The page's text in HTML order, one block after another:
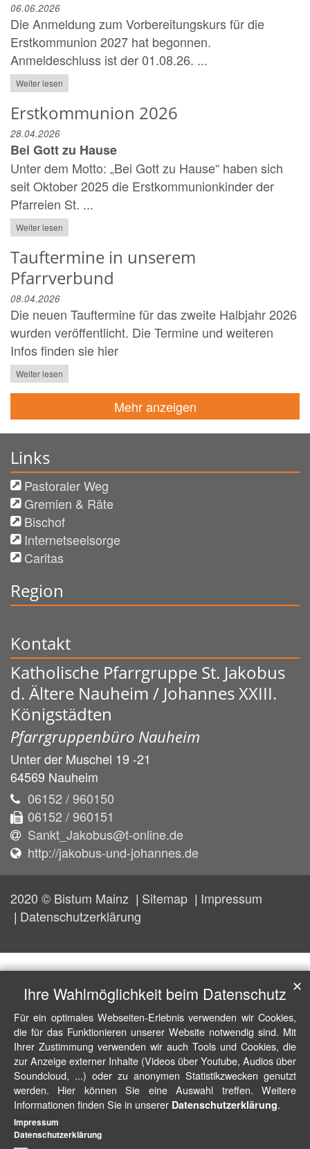
06.06.2026
Die Anmeldung zum Vorbereitungskurs für die
Erstkommunion 2027 hat begonnen.
Anmeldeschluss ist der 01.08.26. ...
Weiter lesen
Erstkommunion 2026
28.04.2026
Bei Gott zu Hause
Unter dem Motto: „Bei Gott zu Hause“ haben sich
seit Oktober 2025 die Erstkommunionkinder der
Pfarreien St. ...
Weiter lesen
Tauftermine in unserem
Pfarrverbund
08.04.2026
Die neuen Tauftermine für das zweite Halbjahr 2026
wurden veröffentlicht. Die Termine und weiteren
Infos finden sie hier
Weiter lesen
Mehr anzeigen
Links
Pastoraler Weg
Gremien & Räte
Bischof
Internetseelsorge
Caritas
Region
Kontakt
Katholische Pfarrgruppe St. Jakobus
d. Ältere Nauheim / Johannes XXIII.
Königstädten
Pfarrgruppenbüro Nauheim
Unter der Muschel 19 -21
64569 Nauheim
06152 / 960150
06152 / 960151
Sankt_Jakobus@t-online.de
http://jakobus-und-johannes.de
2020 © Bistum Mainz Sitemap
Impressum
Datenschutzerklärung
Ihre Wahlmöglichkeit beim Datenschutz
Für ein optimales Webseiten-Erlebnis verwenden wir Cookies,
die für das Funktionieren unserer Website notwendig sind. Mit
Ihrer Zustimmung verwenden wir auch Tools und Cookies, die
zur Anzeige externer Inhalte (Videos über Youtube, Audios über
Soundcloud, ...) oder zu anonymen Statistikzwecken genutzt
werden. Hier können Sie eine Auswahl treffen. Weitere
Informationen finden Sie in unserer Datenschutzerklärung.
✕
Impressum
Datenschutzerklärung